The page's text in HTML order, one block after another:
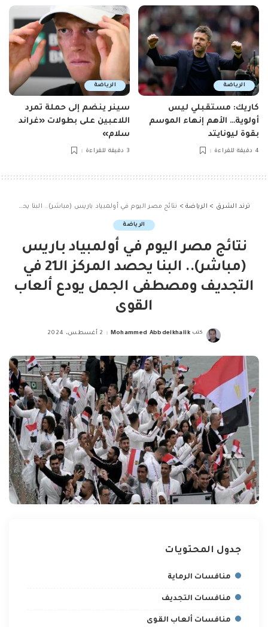
الرياضة
كاريك: مستقبلي ليس
أولوية… الأهم إنهاء الموسم
بقوة ليونايتد
4 دقيقة للقراءة
الرياضة
سينر ينضم إلى حملة تمرد
اللاعبين على بطولات «غراند
سلام»
3 دقيقة للقراءة
ترند الشرق > الرياضة> نتائج مصر اليوم في أولمبياد باريس (مباشر).. البنا يحصد المركز الـ21 في التجديف ومصطفى الجمل يودع ألعاب القوى
الرياضة
نتائج مصر اليوم في أولمبياد باريس
(مباشر).. البنا يحصد المركز الـ21 في
التجديف ومصطفى الجمل يودع ألعاب
القوى
Posted
كتب Mohammed Abbdelkhalik 2 أغسطس، 2024
جدول المحتويات
منافسات الرماية
منافسات التجديف
منافسات ألعاب القوى